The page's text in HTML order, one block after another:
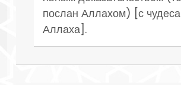
послан Аллахом) [с
Аллаха].